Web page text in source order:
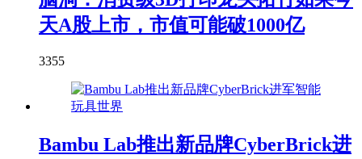
天A股上市，市值可能破1000亿
3355
Bambu Lab推出新品牌CyberBrick进